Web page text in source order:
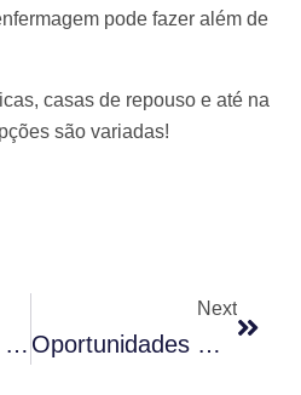
pode fazer além de
casas de repouso e até na
são variadas!
Expectativas De Crescimento Para Técnicos De Farmácia
Next
Oportunidades De Emprego Em Tecnologia Para Você